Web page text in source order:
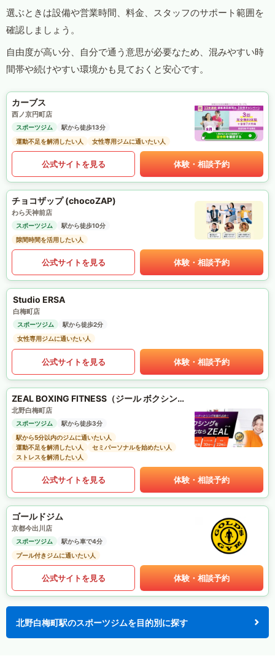
選ぶときは設備や営業時間、料金、スタッフのサポート範囲を
確認しましょう。
自由度が高い分、自分で通う意思が必要なため、混みやすい時
間帯や続けやすい環境かも見ておくと安心です。
カーブス
西ノ京円町店
スポーツジム
駅から徒歩13分
運動不足を解消したい人
女性専用ジムに通いたい人
公式サイトを見る 体験・相談予約
チョコザップ (chocoZAP)
わら天神前店
スポーツジム
駅から徒歩10分
隙間時間を活用したい人
公式サイトを見る 体験・相談予約
Studio ERSA
白梅町店
スポーツジム
駅から徒歩2分
女性専用ジムに通いたい人
公式サイトを見る 体験・相談予約
ZEAL BOXING FITNESS（ジール ボクシング フィットネス）
北野白梅町店
スポーツジム
駅から徒歩3分
駅から5分以内のジムに通いたい人
運動不足を解消したい人
セミパーソナルを始めたい人
ストレスを解消したい人
公式サイトを見る 体験・相談予約
ゴールドジム
京都今出川店
スポーツジム
駅から車で4分
プール付きジムに通いたい人
公式サイトを見る 体験・相談予約
北野白梅町駅のスポーツジムを目的別に探す